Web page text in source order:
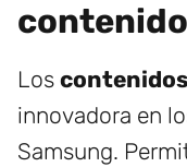
Los
innovadora en
Samsung.